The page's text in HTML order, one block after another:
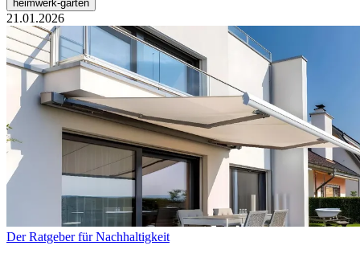
heimwerk-garten
21.01.2026
Der Ratgeber für Nachhaltigkeit